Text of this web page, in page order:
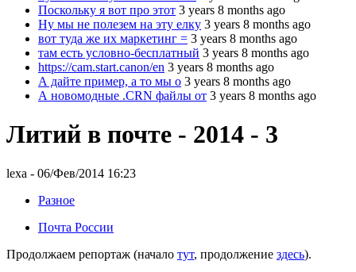
Поскольку я вот про этот 3 years 8 months ago
Ну мы не полезем на эту елку 3 years 8 months ago
вот туда же их маркетинг = 3 years 8 months ago
там есть условно-бесплатный 3 years 8 months ago
https://cam.start.canon/en 3 years 8 months ago
А дайте пример, а то мы о 3 years 8 months ago
А новомодные .CRN файлы от 3 years 8 months ago
Литий в почте - 2014 - 3
lexa - 06/Фев/2014 16:23
Разное
Почта России
Продолжаем репортаж (начало тут, продолжение здесь).